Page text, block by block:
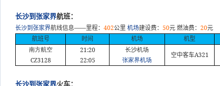
长沙到张家界航班：
长沙到张家界航线信息——里程： 402公里 机场建设费： 50元 燃油费： 20元
航班号
时间 机场
机型
南方航空
CZ3128
21:20
22:05
长沙机场
张家界机场
空中客车A321
长沙到张家界火车：